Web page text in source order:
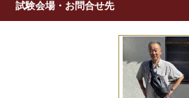
試験会場・お問合せ先